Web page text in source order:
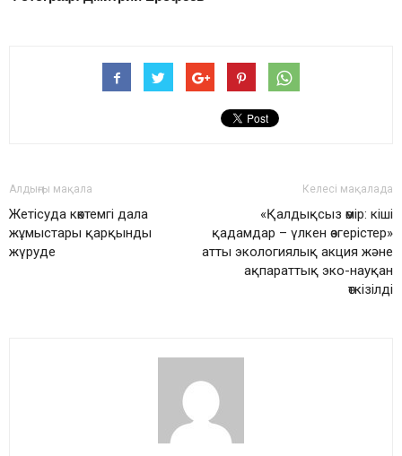
Алдыңғы мақала
Жетісуда көктемгі дала
жұмыстары қарқынды
жүруде
Келесі мақалада
«Қалдықсыз өмір: кіші
қадамдар – үлкен өзгерістер»
атты экологиялық акция және
ақпараттық эко-науқан
өткізілді